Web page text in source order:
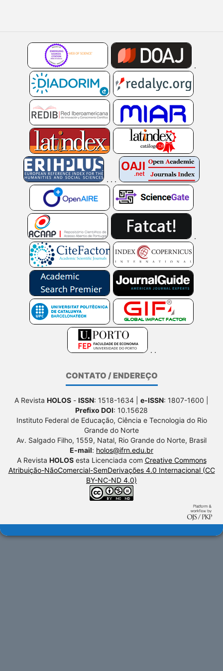
CONTATO / ENDEREÇO
A Revista HOLOS - ISSN: 1518-1634 | e-ISSN: 1807-1600 |
Prefixo DOI: 10.15628
Instituto Federal de Educação, Ciência e Tecnologia do Rio
Grande do Norte
Av. Salgado Filho, 1559, Natal, Rio Grande do Norte, Brasil
E-mail: holos@ifrn.edu.br
A Revista HOLOSesta Licenciada com Creative Commons
Atribuição-NãoComercial-SemDerivações 4.0 Internacional (CC
BY-NC-ND 4.0)